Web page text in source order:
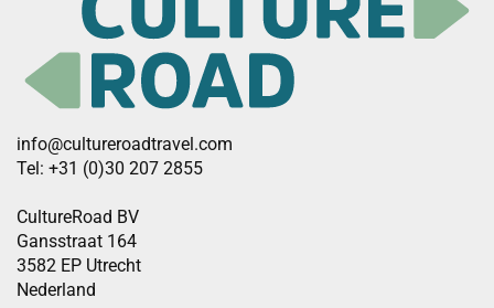
info@cultureroadtravel.com
Tel: +31 (0)30 207 2855
CultureRoad BV
Gansstraat 164
3582 EP Utrecht
Nederland